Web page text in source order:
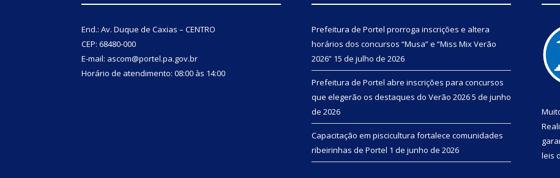
End.: Av. Duque de Caxias – CENTRO
CEP: 68480-000
E-mail: ascom@portel.pa.gov.br
Horário de atendimento: 08:00 às 14:00
Prefeitura de Portel prorroga inscrições e altera
horários dos concursos “Musa” e “Miss Mix Verão
2026” 15 de julho de 2026
Prefeitura de Portel abre inscrições para concursos
que elegerão os destaques do Verão 20265 de junho
de 2026
Capacitação em piscicultura fortalece comunidades
ribeirinhas de Portel 1 de junho de 2026
leis